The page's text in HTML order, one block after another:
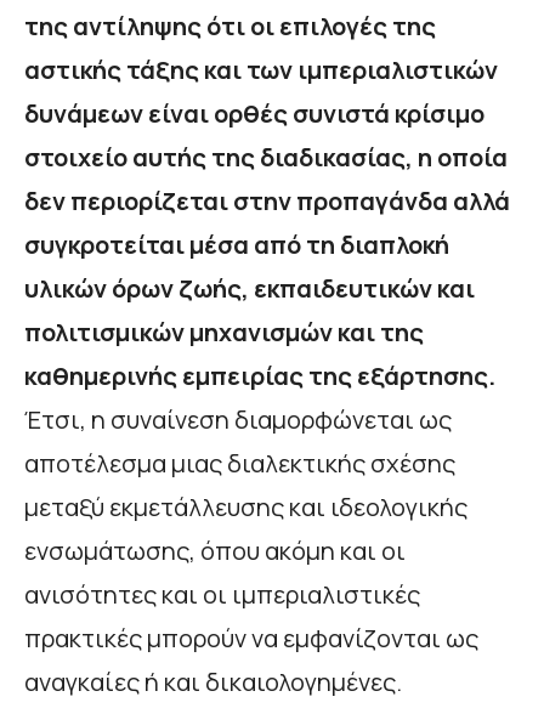
της αντίληψης ότι οι επιλογές της
αστικής τάξης και των ιμπεριαλιστικών
δυνάμεων είναι ορθές συνιστά κρίσιμο
στοιχείο αυτής της διαδικασίας, η οποία
δεν περιορίζεται στην προπαγάνδα αλλά
συγκροτείται μέσα από τη διαπλοκή
υλικών όρων ζωής, εκπαιδευτικών και
πολιτισμικών μηχανισμών και της
καθημερινής εμπειρίας της εξάρτησης.
Έτσι, η συναίνεση διαμορφώνεται ως
αποτέλεσμα μιας διαλεκτικής σχέσης
μεταξύ εκμετάλλευσης και ιδεολογικής
ενσωμάτωσης, όπου ακόμη και οι
ανισότητες και οι ιμπεριαλιστικές
πρακτικές μπορούν να εμφανίζονται ως
αναγκαίες ή και δικαιολογημένες.